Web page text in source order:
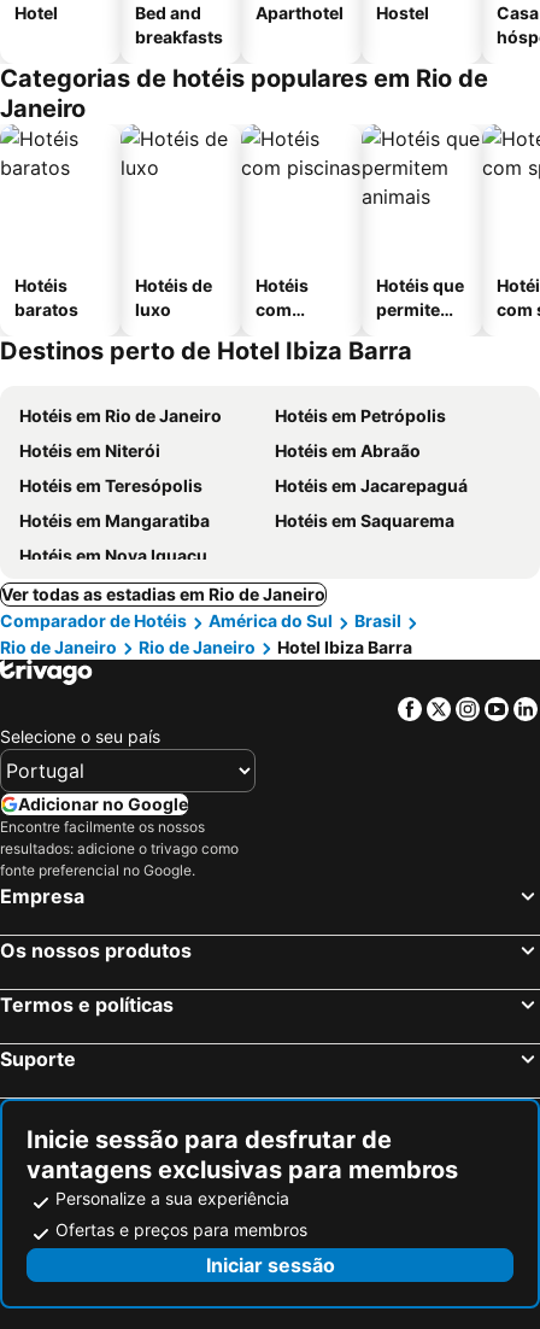
Hotel
Bed and
breakfasts
Aparthotel Hostel
Categorias de hotéis populares em Rio de
Janeiro
Hotéis
baratos
Hotéis de
luxo
Hotéis
com
Hotéis que
permitem
com
Destinos perto de Hotel Ibiza Barra
Hotéis em Rio de Janeiro
Hotéis em Petrópolis
Hotéis em Niterói
Hotéis em Abraão
Hotéis em Teresópolis
Hotéis em Jacarepaguá
Hotéis em Mangaratiba
Hotéis em Saquarema
Hotéis em Nova Iguaçu
Ver todas as estadias em Rio de Janeiro
Comparador de Hotéis
América do Sul
Brasil
Rio de Janeiro
Rio de Janeiro Hotel Ibiza Barra
Facebook
Twitter
Selecione o seu país
Adicionar no Google
Encontre facilmente os nossos
resultados: adicione o trivago como
fonte preferencial no Google.
Empresa
Os nossos produtos
Termos e políticas
Suporte
Inicie sessão para desfrutar de
vantagens exclusivas para membros
Personalize a sua experiência
Ofertas e preços para membros
Iniciar sessão